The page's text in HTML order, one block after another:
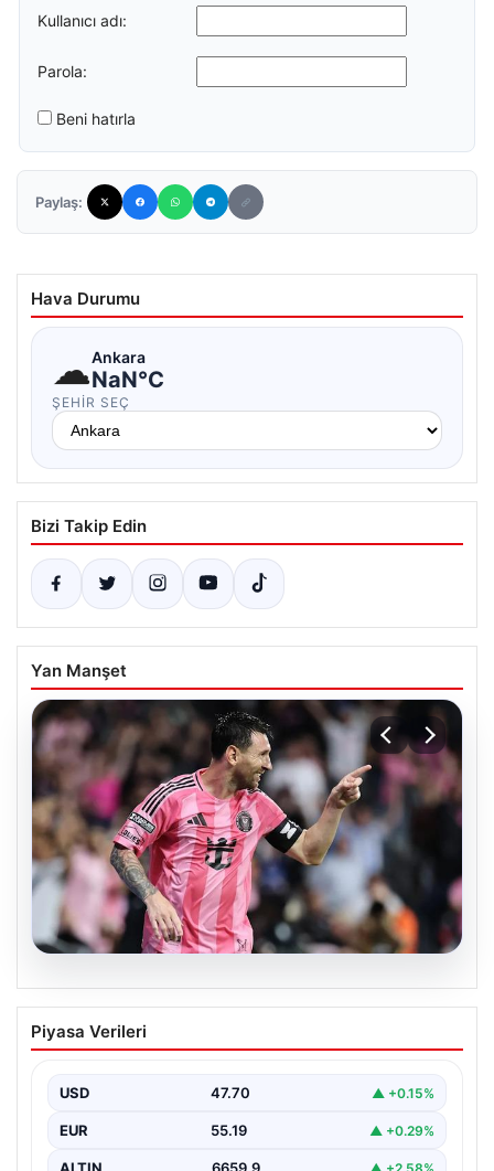
Kullanıcı adı:
Parola:
Beni hatırla
Paylaş:
Hava Durumu
☁Ankara
NaN°C
ŞEHIR SEÇ
Bizi Takip Edin
Yan Manşet
06.08.2026
Dünya Kupası rüzgârı sürüyor: Messi
Inter Miami’nin geri dönüşünü başlattı
karşısında geriye düştüğü bir mücadelede sahadan…
Piyasa Verileri
USD 47.70 ▲ +0.15%
EUR 55.19 ▲ +0.29%